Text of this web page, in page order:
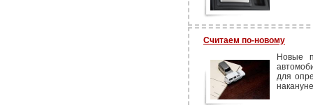
Считаем по-новому
Новые
для